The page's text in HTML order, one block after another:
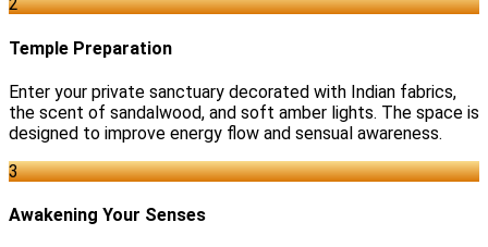
Temple Preparation
Enter your private sanctuary decorated with Indian fabrics,
the scent of sandalwood, and soft amber lights. The space is
designed to improve energy flow and sensual awareness.
3
Awakening Your Senses